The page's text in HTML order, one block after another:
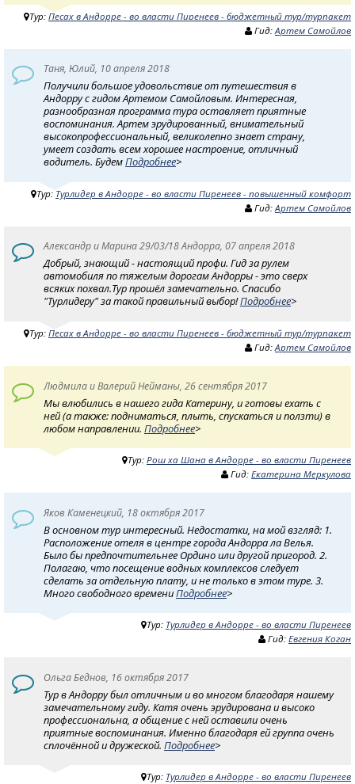
Тур: Песах в Андорре - во власти Пиренеев - бюджетный тур/турпакет
Гид: Артем Самойлов
Таня, Юлий, 10 апреля 2018
Получили большое удовольствие от путешествия в
Андорру с гидом Артемом Самойловым. Интересная,
разнообразная программа тура оставляет приятные
воспоминания. Артем эрудированный, внимательный
высокопрoфессиональный, великолепно знает страну,
умеет создать всем хорошее настроение, отличный
водитель. БудемПодробнее>
Тур: Турлидер в Андорре - во власти Пиренеев - повышенный комфорт
Гид: Артем Самойлов
Александр и Марина 29/03/18 Андорра, 07 апреля 2018
Добрый, знающий - настоящий профи. Гид за рулем
автомобиля по тяжелым дорогам Андорры - это сверх
всяких похвал.Тур прошёл замечательно. Спасибо
"Турлидеру" за такой правильный выбор!Подробнее>
Тур: Песах в Андорре - во власти Пиренеев - бюджетный тур/турпакет
Гид: Артем Самойлов
Людмила и Валерий Нейманы, 26 сентября 2017
Мы влюбились в нашего гида Катерину, и готовы ехать с
ней (а также: подниматься, плыть, спускаться и ползти) в
любом направлении. Подробнее>
Тур: Рош ха Шана в Андорре - во власти Пиренеев
Гид: Екатерина Меркулова
Яков Каменецкий, 18 октября 2017
В основном тур интересный. Недостатки, на мой взгляд: 1.
Расположение отеля в центре города Андорра ла Велья.
Было бы предпочтительнее Ордино или другой пригород. 2.
Полагаю, что посещение водных комплексов следует
сделать за отдельную плату, и не только в этом туре. 3.
Много свободного времениПодробнее>
Тур: Турлидер в Андорре - во власти Пиренеев
Гид: Евгения Коган
Ольга Беднов, 16 октября 2017
Тур в Андорру был отличным и во многом благодаря нашему
замечательному гиду. Катя очень эрудирована и высоко
профессиональна, а общение с ней оставили очень
приятные воспоминания. Именно благодаря ей группа очень
сплочённой и дружеской. Подробнее>
Тур: Турлидер в Андорре - во власти Пиренеев